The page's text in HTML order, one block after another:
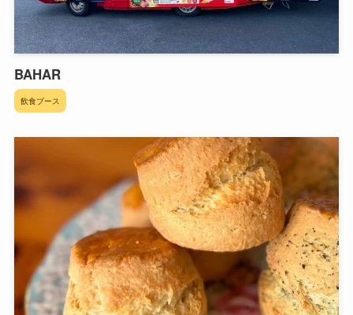
BAHAR
飲食ブース